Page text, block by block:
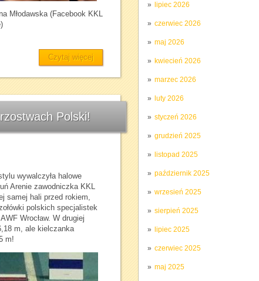
lipiec 2026
czerwiec 2026
maj 2026
kwiecień 2026
marzec 2026
luty 2026
styczeń 2026
grudzień 2025
listopad 2025
październik 2025
wrzesień 2025
sierpień 2025
lipiec 2025
czerwiec 2025
maj 2025
Młodawska (Facebook KKL
Czytaj więcej
Polski!
wywalczyła halowe
Arenie zawodniczka KKL
samej hali przed rokiem,
polskich specjalistek
Wrocław. W drugiej
m, ale kielczanka
m!